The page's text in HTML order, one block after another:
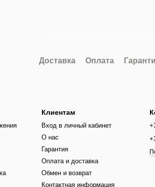
Доставка Оплата
Клиентам
Вход в личный кабинет
О нас
Гарантия
Оплата и доставка
Обмен и возврат
Контактная информация